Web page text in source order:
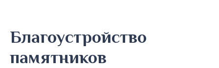
Благоустройство
памятников